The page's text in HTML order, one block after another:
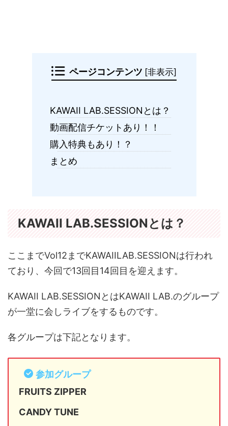
ページコンテンツ [非表示]
KAWAII LAB.SESSIONとは？
動画配信チケットあり！！
購入特典もあり！？
まとめ
KAWAII LAB.SESSIONとは？
ここまでVol12までKAWAIILAB.SESSIONは行われ
ており、今回で13回目14回目を迎えます。
KAWAII LAB.SESSIONとはKAWAII LAB.のグループ
が一堂に会しライブをするものです。
各グループは下記となります。
参加グループ
FRUITS ZIPPER
CANDY TUNE